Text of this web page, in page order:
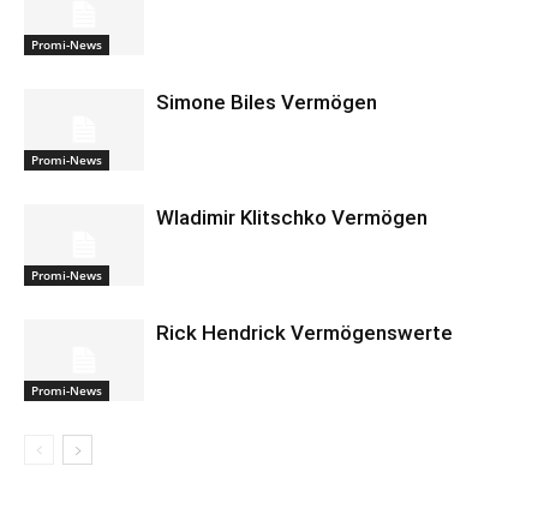
Promi-News
Promi-News
Simone Biles Vermögen
Promi-News
Wladimir Klitschko Vermögen
Promi-News
Rick Hendrick Vermögenswerte